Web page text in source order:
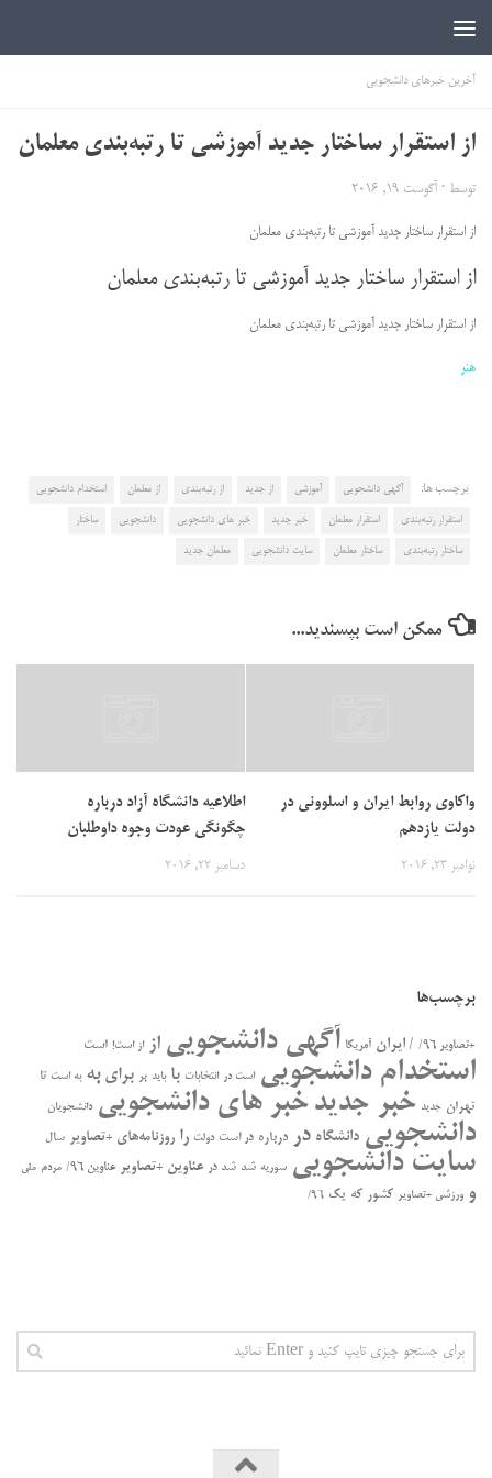
آخرین خبرهای دانشجویی
از استقرار ساختار جدید آموزشی تا رتبه‌بندی معلمان
توسط · آگوست 19, 2016
از استقرار ساختار جدید آموزشی تا رتبه‌بندی معلمان
از استقرار ساختار جدید آموزشی تا رتبه‌بندی معلمان
از استقرار ساختار جدید آموزشی تا رتبه‌بندی معلمان
هنر
برچسب ها: آگهی دانشجویی آموزشی از جدید از رتبه‌بندی از معلمان استخدام دانشجویی
استقرار رتبه‌بندی استقرار معلمان خبر جدید خبر های دانشجویی دانشجویی ساختار
ساختار رتبه‌بندی ساختار معلمان سایت دانشجویی معلمان جدید
ممکن است بپسندید...
واکاوی روابط ایران و اسلوونی در
دولت یازدهم
نوامبر 23, 2016
اطلاعیه دانشگاه آزاد درباره
چگونگی عودت وجوه داوطلبان
دسامبر 22, 2016
برچسب‌ها
+تصاویر ۹۶/ / ایران آمریکا آگهی دانشجویی از از است! است
استخدام دانشجویی است در انتخابات با باید بر برای به به است تا
تهران جدید خبر جدید خبر های دانشجویی دانشجویان
دانشجویی دانشگاه در درباره در ﺍﺳﺖ دولت را روزنامه‌های +تصاویر سال
سایت دانشجویی سوریه شد شد در عناوین +تصاویر عناوین ۹۶/ مردم ملی
و ورزشی +تصاویر کشور که یک ۹۶/